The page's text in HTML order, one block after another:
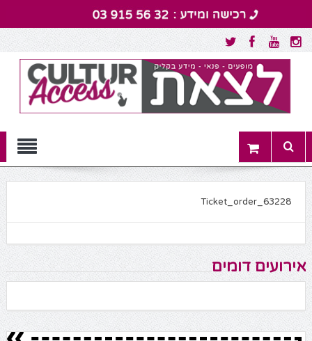
Menu
Ticket_order_63228
אירועים דומים